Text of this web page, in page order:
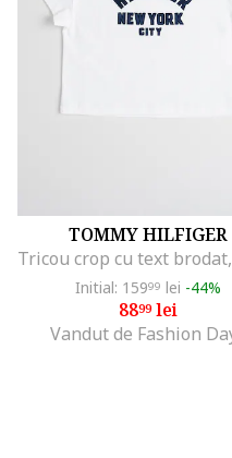
TOMMY HILFIGER
Initial: 15999 lei -44%
8899lei
Vandut de Fashion